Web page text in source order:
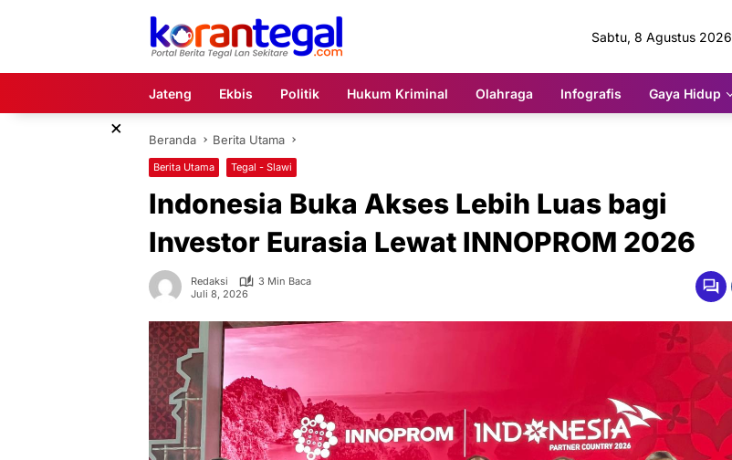
Sabtu, 8 Agustus 2026
Jateng Ekbis Politik Hukum Kriminal Olahraga Infografis Gaya Hidup
×
Beranda Berita Utama
Berita Utama Tegal - Slawi
Indonesia Buka Akses Lebih Luas bagi
Investor Eurasia Lewat INNOPROM 2026
Redaksi
3 Min Baca
Juli 8, 2026